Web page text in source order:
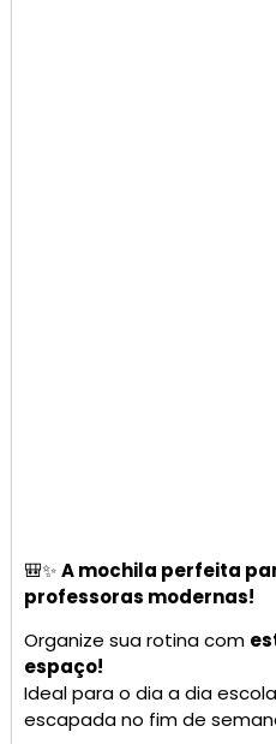
🎒✨A mochila perfeita
professoras modernas!
Organize sua rotina com
espaço!
Ideal para o dia a dia
escapada no fim de